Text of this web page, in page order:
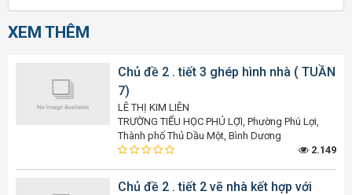
XEM THÊM
Chủ đề 2 . tiết 3 ghép hình nhà ( TUẦN
7)
LÊ THỊ KIM LIÊN
TRƯỜNG TIỂU HỌC PHÚ LỢI, Phường Phú Lợi,
Thành phố Thủ Dầu Một, Bình Dương
2.149
Chủ đề 2 . tiết 2 vẽ nhà kết hợp với